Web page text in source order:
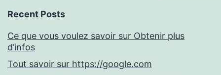
Recent Posts
Ce que vous voulez savoir sur Obtenir plus
d’infos
Tout savoir sur https://google.com